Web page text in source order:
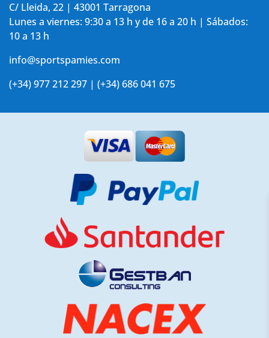
C/ Lleida, 22 | 43001 Tarragona
Lunes a viernes: 9:30 a 13 h y de 16 a 20 h | Sábados:
10 a 13 h
info@sportspamies.com
(+34) 977 212 297 | (+34) 686 041 675